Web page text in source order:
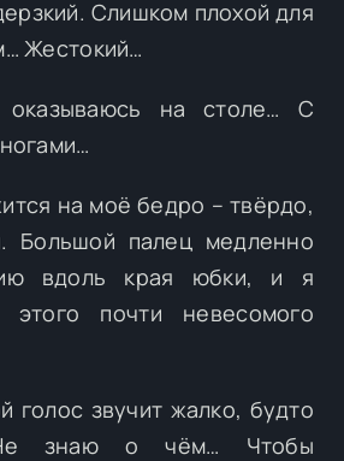
Слишком плохой для
Жестокий…
на столе… С
на моё бедро – твёрдо,
Большой палец медленно
вдоль края юбки, и я
почти невесомого
голос звучит жалко, будто
знаю о чём… Чтобы